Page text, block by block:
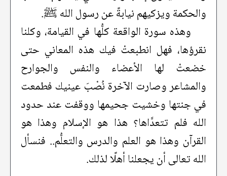
والحكمة ويزكيهم نيابةً عن رسول الله ﷺ.
وهذه سورة الواقعة كلُّها في القيامة، وكلنا
نقرؤها، فهل انطبعتْ فيك هذه المعاني حتى
خضعتْ لها الأعضاء والنفس والجوارح
والمشاعر وصارت الآخرة نُصْبَ عينيك فطمعت
في جنتها وخشيت جحيمها ووقفت عند حدود
الله فلم تتعدَّاها؟ هذا هو الإسلام وهذا هو
القرآن وهذا هو العلم والدرس والتعلُّم.. فنسأل
الله تعالى أن يجعلنا أهلًا لذلك.